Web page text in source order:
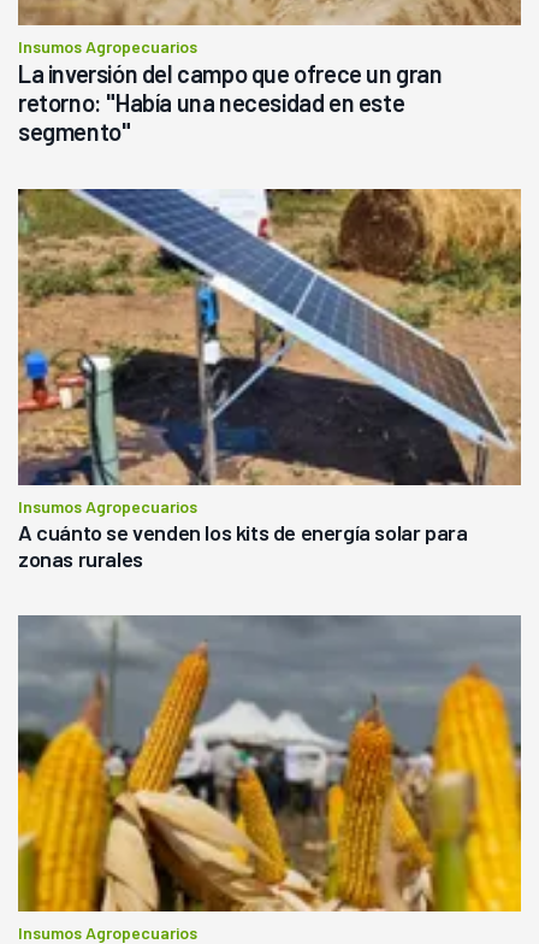
Insumos Agropecuarios
La inversión del campo que ofrece un gran
retorno: "Había una necesidad en este
segmento"
Insumos Agropecuarios
A cuánto se venden los kits de energía solar para
zonas rurales
Insumos Agropecuarios